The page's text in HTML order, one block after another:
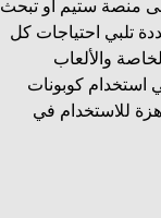
منصة ستيم أو تبحث
تلبي احتياجات كل
والألعاب
استخدام كوبونات
للاستخدام في